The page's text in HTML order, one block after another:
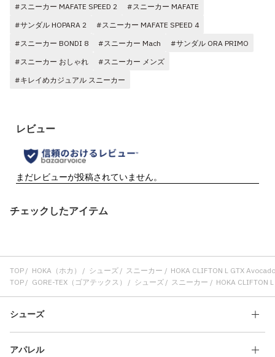
#スニーカー MAFATE SPEED 2
#スニーカー MAFATE
#サンダル HOPARA 2
#スニーカー MAFATE SPEED 4
#スニーカー BONDI 8
#スニーカー Mach
#サンダル ORA PRIMO
#スニーカー おしゃれ
#スニーカー メンズ
#キレイめカジュアル スニーカー
チェックしたアイテム
TOP HOKA（ホカ） シューズ スニーカー
HOKA CLIFTON L GTX
TOP
GORE-TEX（ゴアテックス） シューズ スニーカー HOKA CLIFTON
シューズ
アパレル